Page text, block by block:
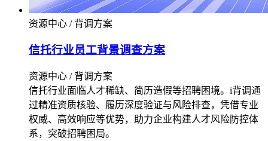
资源中心 / 背调方案
信托行业员工背景调查方案
资源中心 / 背调方案
信托行业面临人才稀缺、简历造假等招聘困境。i背调通
过精准资质核验、履历深度验证与风险排查，凭借专业
权威、高效响应等优势，助力企业构建人才风险防控体
系，突破招聘困局。